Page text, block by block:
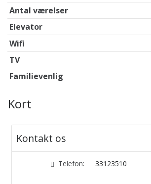
Antal værelser
Elevator
Wifi
TV
Familievenlig
Kort
Kontakt os
Telefon: 33123510